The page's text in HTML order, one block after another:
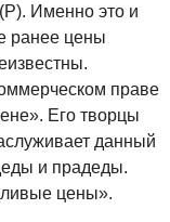
(Р). Именно это и
ранее цены
праве
Его творцы
данный
и прадеды.
цены».